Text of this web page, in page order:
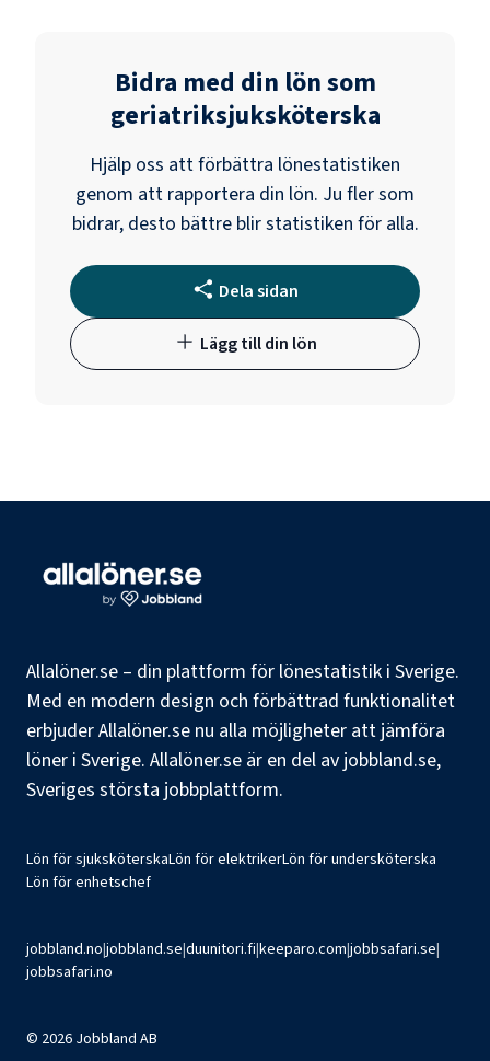
Bidra med din lön som
geriatriksjuksköterska
Hjälp oss att förbättra lönestatistiken
genom att rapportera din lön. Ju fler som
bidrar, desto bättre blir statistiken för alla.
Dela sidan
Lägg till din lön
Allalöner.se – din plattform för lönestatistik i Sverige.
Med en modern design och förbättrad funktionalitet
erbjuder Allalöner.se nu alla möjligheter att jämföra
löner i Sverige. Allalöner.se är en del av jobbland.se,
Sveriges största jobbplattform.
Lön för sjuksköterskaLön för elektrikerLön för undersköterska
Lön för enhetschef
jobbland.no|jobbland.se|duunitori.fi|keeparo.com|jobbsafari.se|
jobbsafari.no
© 2026 Jobbland AB